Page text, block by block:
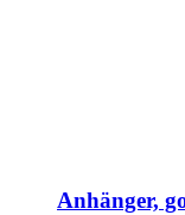
Anhänger,